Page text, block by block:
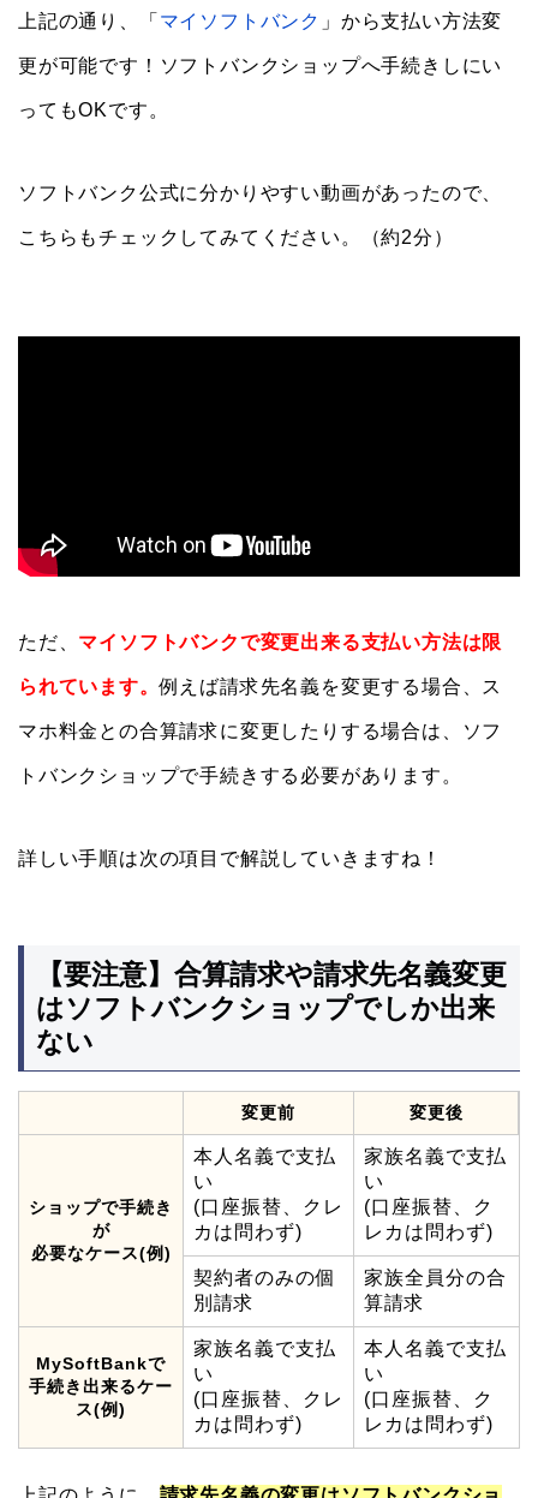
上記の通り、「 マイソフトバンク 」から支払い方法変
更が可能です！ソフトバンクショップへ手続きしにい
ってもOKです。
ソフトバンク公式に分かりやすい動画があったので、
こちらもチェックしてみてください。（約2分）
ただ、 マイソフトバンクで変更出来る支払い方法は限
られています。例えば請求先名義を変更する場合、ス
マホ料金との合算請求に変更したりする場合は、ソフ
トバンクショップで手続きする必要があります。
詳しい手順は次の項目で解説していきますね！
【要注意】合算請求や請求先名義変更
はソフトバンクショップでしか出来
ない
変更前 変更後
ショップで手続き
が
必要なケース(例)
本人名義で支払
い
(口座振替、クレ
カは問わず)
家族名義で支払
い
(口座振替、ク
レカは問わず)
契約者のみの個
別請求
家族全員分の合
算請求
MySoftBankで
手続き出来るケー
ス(例)
家族名義で支払
い
(口座振替、クレ
カは問わず)
本人名義で支払
い
(口座振替、ク
レカは問わず)